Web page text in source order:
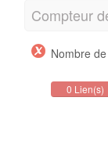
Compteur
Nombre
0 Lien(s)